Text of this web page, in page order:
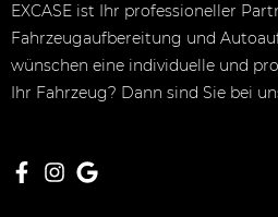
EXCASE ist Ihr professioneller
Fahrzeugaufbereitung und
wünschen eine individuelle und
Ihr Fahrzeug? Dann sind Sie bei